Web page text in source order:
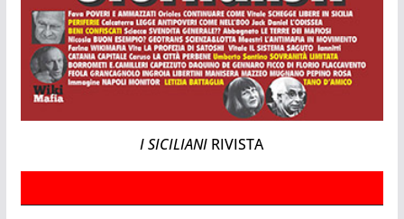
I SICILIANI RIVISTA